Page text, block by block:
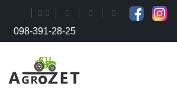
098-391-28-25